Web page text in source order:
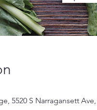
5520 S Narragansett